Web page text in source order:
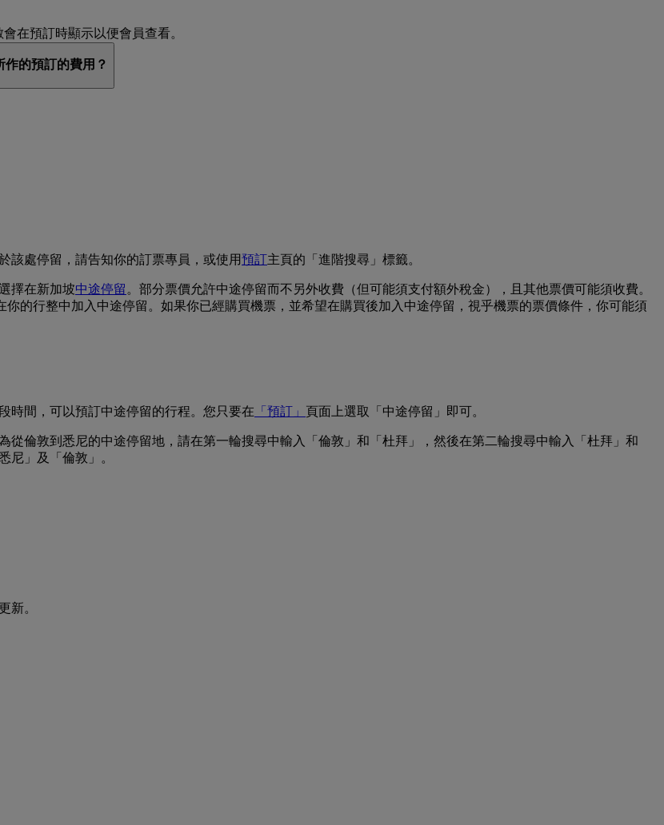
在預訂時顯示以便會員查看。
的預訂的費用？
該處停留，請告知你的訂票專員，或使用預訂主頁的「進階搜尋」標籤。
擇在新加坡中途停留 。部分票價允許中途停留而不另外收費（但可能須支付額外稅金），且其他票價可能須收費。
你的行整中加入中途停留。如果你已經購買機票，並希望在購買後加入中途停留，視乎機票的票價條件，你可能須
時間，可以預訂中途停留的行程。您只要在 「預訂」 頁面上選取「中途停留」即可。
倫敦到悉尼的中途停留地，請在第一輪搜尋中輸入「倫敦」和「杜拜」，然後在第二輪搜尋中輸入「杜拜」和
尼」及「倫敦」。
新。